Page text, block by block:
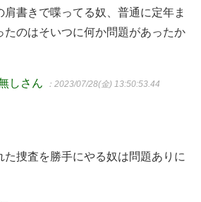
書きで喋ってる奴、普通に定年ま
たのはそいつに何か問題があったか
しさん ：2023/07/28(金) 13:50:53.44
た捜査を勝手にやる奴は問題ありに